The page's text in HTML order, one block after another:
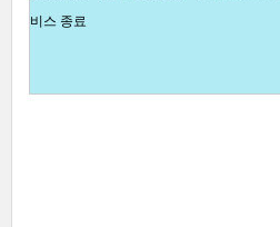
비스 종료